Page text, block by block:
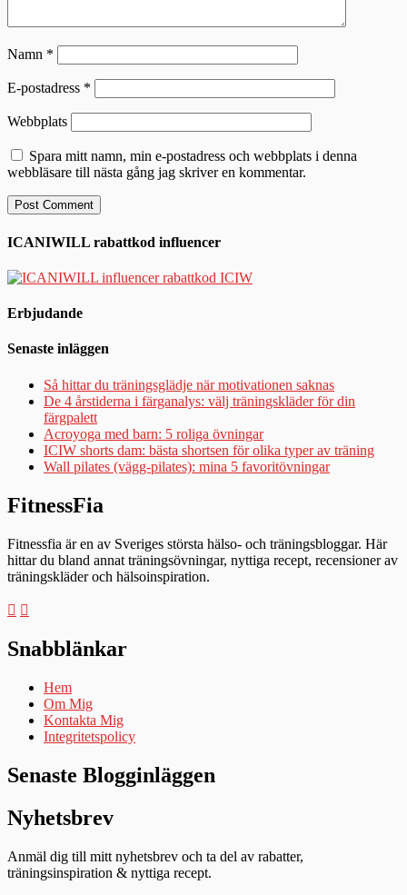
Namn *
E-postadress *
Webbplats
Spara mitt namn, min e-postadress och webbplats i denna
webbläsare till nästa gång jag skriver en kommentar.
ICANIWILL rabattkod influencer
Erbjudande
Senaste inläggen
Så hittar du träningsglädje när motivationen saknas
De 4 årstiderna i färganalys: välj träningskläder för din
färgpalett
Acroyoga med barn: 5 roliga övningar
ICIW shorts dam: bästa shortsen för olika typer av träning
Wall pilates (vägg-pilates): mina 5 favoritövningar
FitnessFia
Fitnessfia är en av Sveriges största hälso- och träningsbloggar. Här
hittar du bland annat träningsövningar, nyttiga recept, recensioner av
träningskläder och hälsoinspiration.
Snabblänkar
Hem
Om Mig
Kontakta Mig
Integritetspolicy
Senaste Blogginläggen
Nyhetsbrev
Anmäl dig till mitt nyhetsbrev och ta del av rabatter,
träningsinspiration & nyttiga recept.